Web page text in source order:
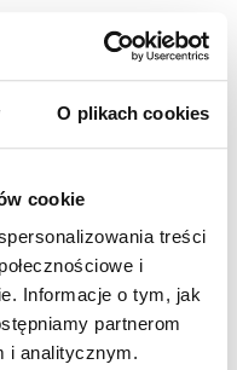
O plikach cookies
cookie
treści
i
Informacje o tym, jak
partnerom
i analitycznym.